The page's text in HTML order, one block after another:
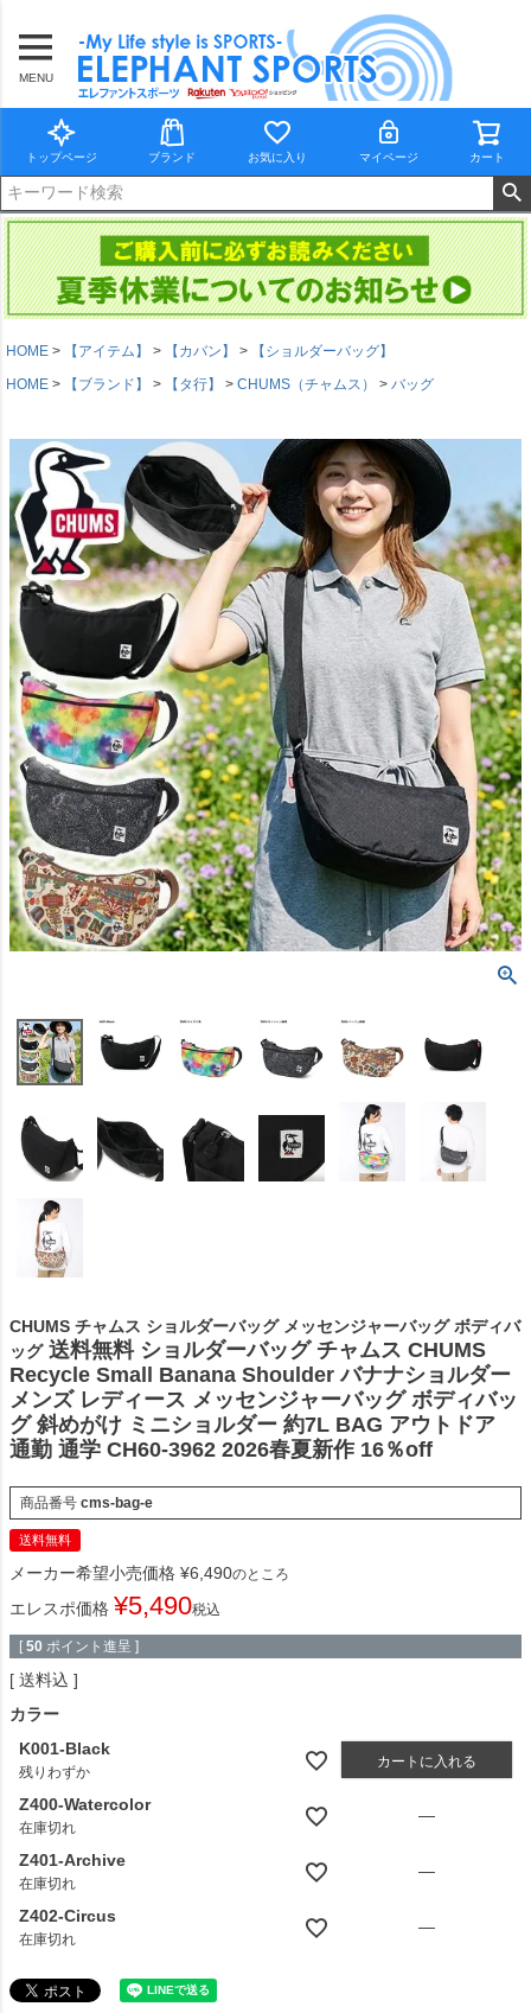
MENU
トップページ ブランド お気に入り マイページ カート
HOME 【アイテム】 【カバン】
【ショルダーバッグ】
HOME
【ブランド】 【タ行】 CHUMS（チャムス） バッグ
CHUMS チャムス ショルダーバッグ メッセンジャーバッグ ボディバ
ッグ 送料無料 ショルダーバッグ チャムス CHUMS
Recycle Small Banana Shoulder バナナショルダー
メンズ レディース メッセンジャーバッグ ボディバッ
グ 斜めがけ ミニショルダー 約7L BAG アウトドア
通勤 通学 CH60-3962 2026春夏新作 16％off
商品番号 cms-bag-e
送料無料
メーカー希望小売価格 ¥6,490のところ
エレスポ価格 ¥5,490税込
[ 50 ポイント進呈 ]
送料込
カラー
K001-Black
残りわずか
カートに入れる
Z400-Watercolor
在庫切れ
—
Z401-Archive
在庫切れ
—
Z402-Circus
在庫切れ
—